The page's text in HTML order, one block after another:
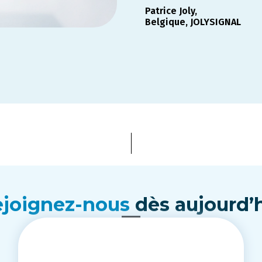
Patrice Joly,
Belgique, JOLYSIGNAL
nous dès